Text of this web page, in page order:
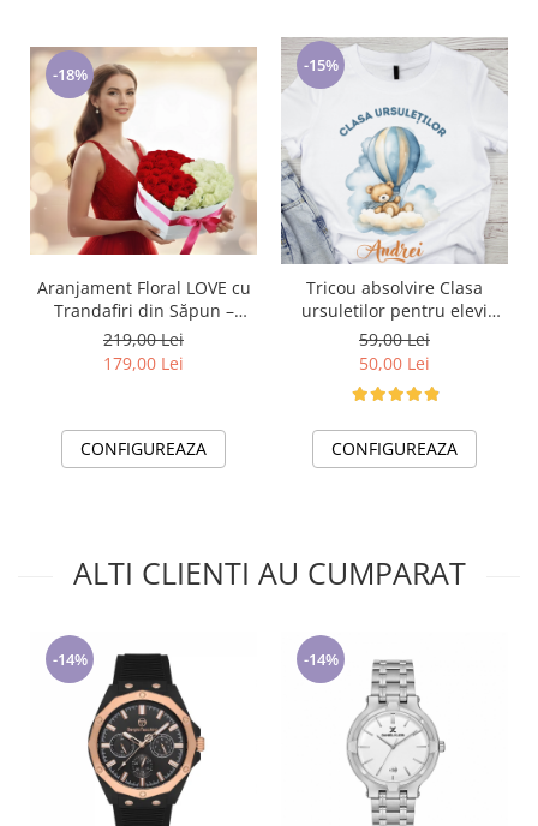
-18%
Aranjament Floral LOVE cu
Trandafiri din Săpun –
Cadou Elegant și Memorabil
219,00 Lei
179,00 Lei
CONFIGUREAZA
-15%
Tricou absolvire Clasa
ursuletilor pentru elevi
clasa 4 sau gradinita
ABS1073
59,00 Lei
50,00 Lei
CONFIGUREAZA
ALTI CLIENTI AU CUMPARAT
-14% -14%